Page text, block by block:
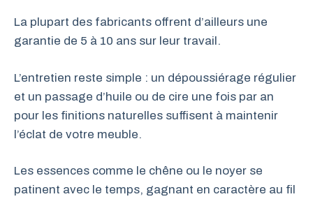
La plupart des fabricants offrent d’ailleurs une
garantie de 5 à 10 ans sur leur travail.
L’entretien reste simple : un dépoussiérage régulier
et un passage d’huile ou de cire une fois par an
pour les finitions naturelles suffisent à maintenir
l’éclat de votre meuble.
Les essences comme le chêne ou le noyer se
patinent avec le temps, gagnant en caractère au fil